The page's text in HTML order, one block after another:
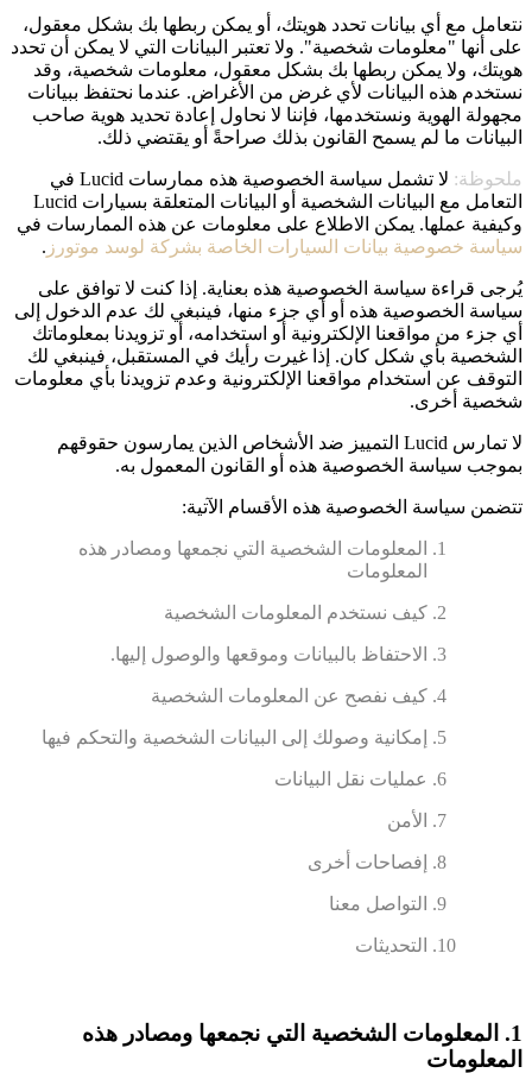
نتعامل مع أي بيانات تحدد هويتك، أو يمكن ربطها بك بشكل معقول،
على أنها "معلومات شخصية". ولا تعتبر البيانات التي لا يمكن أن تحدد
هويتك، ولا يمكن ربطها بك بشكل معقول، معلومات شخصية، وقد
نستخدم هذه البيانات لأي غرض من الأغراض. عندما نحتفظ ببيانات
مجهولة الهوية ونستخدمها، فإننا لا نحاول إعادة تحديد هوية صاحب
البيانات ما لم يسمح القانون بذلك صراحةً أو يقتضي ذلك.
ملحوظة:
لا تشمل سياسة الخصوصية هذه ممارسات Lucid في
التعامل مع البيانات الشخصية أو البيانات المتعلقة بسيارات Lucid
وكيفية عملها. يمكن الاطلاع على معلومات عن هذه الممارسات في
سياسة خصوصية بيانات السيارات الخاصة بشركة لوسد موتورز .
يُرجى قراءة سياسة الخصوصية هذه بعناية. إذا كنت لا توافق على
سياسة الخصوصية هذه أو أي جزء منها، فينبغي لك عدم الدخول إلى
أي جزء من مواقعنا الإلكترونية أو استخدامه، أو تزويدنا بمعلوماتك
الشخصية بأي شكل كان. إذا غيرت رأيك في المستقبل، فينبغي لك
التوقف عن استخدام مواقعنا الإلكترونية وعدم تزويدنا بأي معلومات
شخصية أخرى.
لا تمارس Lucid التمييز ضد الأشخاص الذين يمارسون حقوقهم
بموجب سياسة الخصوصية هذه أو القانون المعمول به.
تتضمن سياسة الخصوصية هذه الأقسام الآتية:
المعلومات الشخصية التي نجمعها ومصادر هذه
المعلومات
كيف نستخدم المعلومات الشخصية
الاحتفاظ بالبيانات وموقعها والوصول إليها.
كيف نفصح عن المعلومات الشخصية
إمكانية وصولك إلى البيانات الشخصية والتحكم فيها
عمليات نقل البيانات
الأمن
إفصاحات أخرى
التواصل معنا
التحديثات
1. المعلومات الشخصية التي نجمعها ومصادر هذه
المعلومات